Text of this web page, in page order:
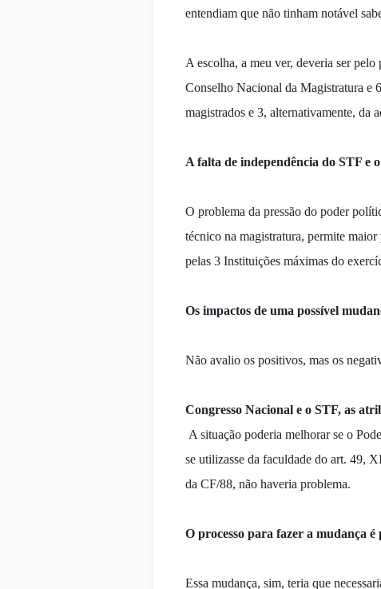
entendiam que não tinham notável
A escolha, a meu ver, deveria ser
Conselho Nacional da Magistratura e
magistrados e 3, alternativamente, da
A falta de independência do STF e
O problema da pressão do poder
técnico na magistratura, permite
pelas 3 Instituições máximas do
Os impactos de uma possível
Não avalio os positivos, mas os
Congresso Nacional e o STF, as
A situação poderia melhorar se o
se utilizasse da faculdade do art. 49,
da CF/88, não haveria problema.
O processo para fazer a mudança é
Essa mudança, sim, teria que